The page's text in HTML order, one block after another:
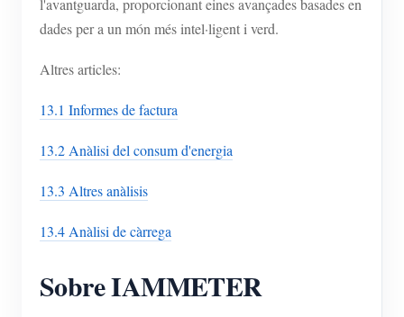
l'avantguarda, proporcionant eines avançades basades en
dades per a un món més intel·ligent i verd.
Altres articles:
13.1 Informes de factura
13.2 Anàlisi del consum d'energia
13.3 Altres anàlisis
13.4 Anàlisi de càrrega
Sobre IAMMETER